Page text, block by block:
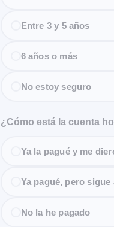
Entre 3 y 5 años
6 años o más
No estoy seguro
¿Cómo está la cuenta
Ya la pagué y me
Ya pagué, pero
No la he pagado